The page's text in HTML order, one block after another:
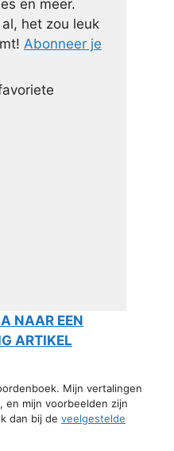
en meer.
het zou leuk
Abonneer je
NAAR EEN
ARTIKEL
Mijn vertalingen
en mijn voorbeelden zijn
dan bij de veelgestelde